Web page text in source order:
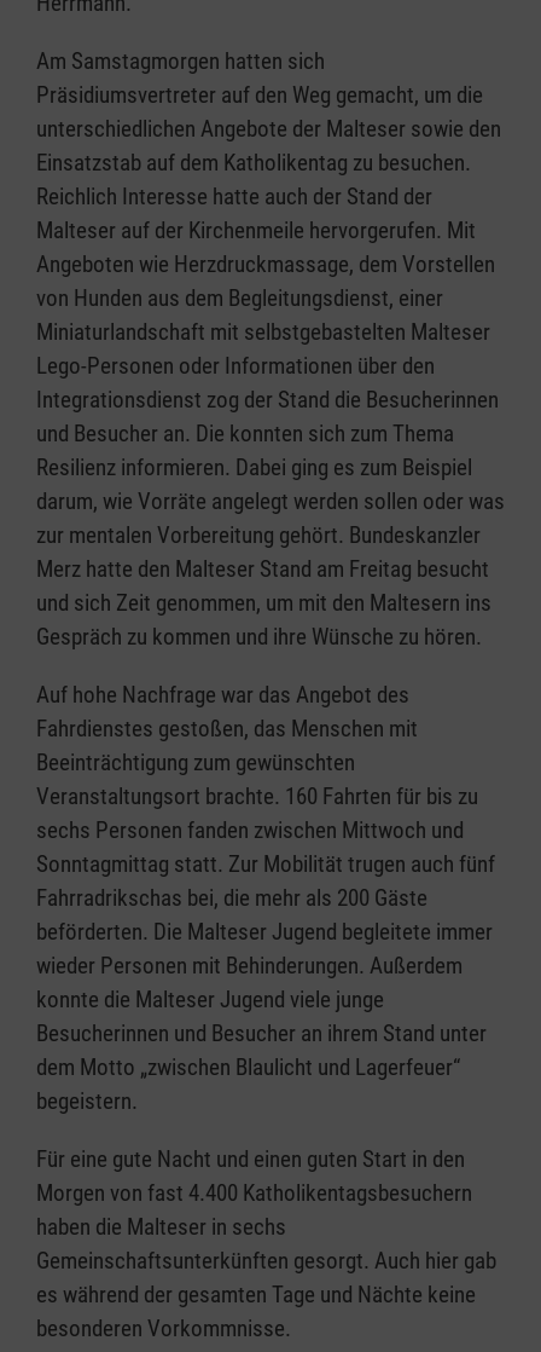
Am Samstagmorgen hatten sich
Präsidiumsvertreter auf den Weg gemacht, um die
unterschiedlichen Angebote der Malteser sowie den
Einsatzstab auf dem Katholikentag zu besuchen.
Reichlich Interesse hatte auch der Stand der
Malteser auf der Kirchenmeile hervorgerufen. Mit
Angeboten wie Herzdruckmassage, dem Vorstellen
von Hunden aus dem Begleitungsdienst, einer
Miniaturlandschaft mit selbstgebastelten Malteser
Lego-Personen oder Informationen über den
Integrationsdienst zog der Stand die Besucherinnen
und Besucher an. Die konnten sich zum Thema
Resilienz informieren. Dabei ging es zum Beispiel
darum, wie Vorräte angelegt werden sollen oder was
zur mentalen Vorbereitung gehört. Bundeskanzler
Merz hatte den Malteser Stand am Freitag besucht
und sich Zeit genommen, um mit den Maltesern ins
Gespräch zu kommen und ihre Wünsche zu hören.
Auf hohe Nachfrage war das Angebot des
Fahrdienstes gestoßen, das Menschen mit
Beeinträchtigung zum gewünschten
Veranstaltungsort brachte. 160 Fahrten für bis zu
sechs Personen fanden zwischen Mittwoch und
Sonntagmittag statt. Zur Mobilität trugen auch fünf
Fahrradrikschas bei, die mehr als 200 Gäste
beförderten. Die Malteser Jugend begleitete immer
wieder Personen mit Behinderungen. Außerdem
konnte die Malteser Jugend viele junge
Besucherinnen und Besucher an ihrem Stand unter
dem Motto „zwischen Blaulicht und Lagerfeuer“
begeistern.
Für eine gute Nacht und einen guten Start in den
Morgen von fast 4.400 Katholikentagsbesuchern
haben die Malteser in sechs
Gemeinschaftsunterkünften gesorgt. Auch hier gab
es während der gesamten Tage und Nächte keine
besonderen Vorkommnisse.